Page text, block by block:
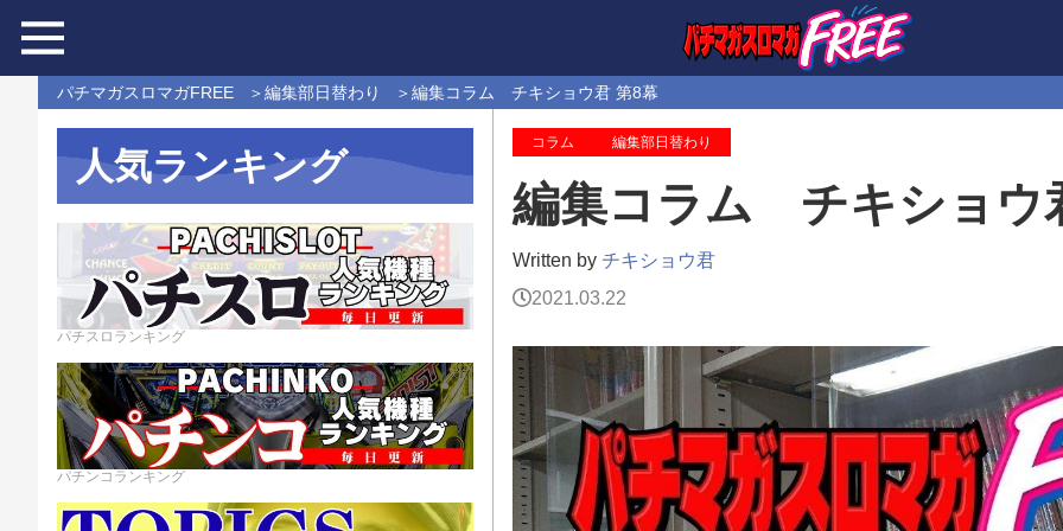
パチマガスロマガFREE 編集部日替わり 編集コラム チキショウ君 第8幕
コラム 編集部日替わり
編集コラム チキショウ
Written by チキショウ君
2021.03.22
人気ランキング
パチスロランキング
パチンコランキング